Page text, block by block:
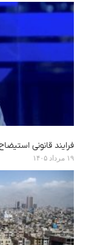
فرایند قانونی
۱۹ مرداد ۱۴۰۵